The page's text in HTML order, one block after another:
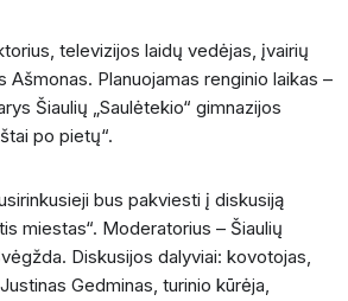
televizijos laidų vedėjas, įvairių
Ašmonas. Planuojamas renginio laikas –
Šiaulių „Saulėtekio“ gimnazijos
po pietų“.
bus pakviesti į diskusiją
miestas“. Moderatorius – Šiaulių
Diskusijos dalyviai: kovotojas,
Gedminas, turinio kūrėja,